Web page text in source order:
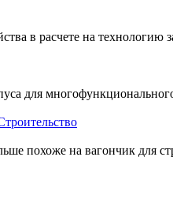
в расчете на технологию
для
похоже на вагончик для